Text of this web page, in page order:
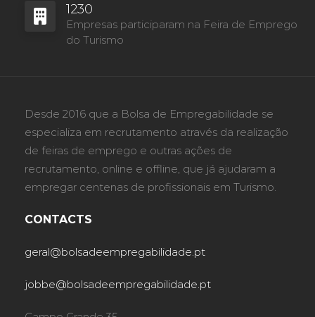
1230
Empresas participaram na Feira de Emprego
do Turismo
Desde 2016 que a Bolsa de Empregabilidade se
especializa em recrutamento através da realização
de feiras de emprego e outras ações de
recrutamento, online e offline, que já ajudaram a
empregar centenas de profissionais em Turismo.
CONTACTS
geral@bolsadeempregabilidade.pt
jobbe@bolsadeempregabilidade.pt